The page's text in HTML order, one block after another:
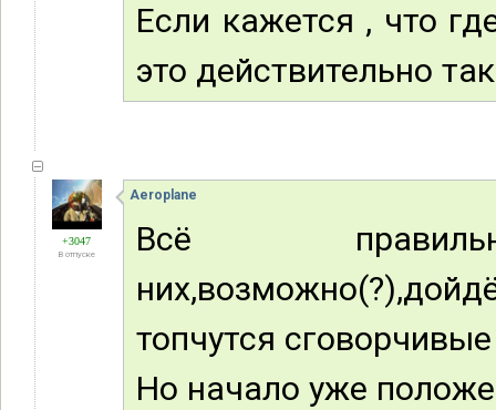
Если кажется , что
это действительно
+3047
В отпуске
Aeroplane
Всё
топчутся
Но начало уже